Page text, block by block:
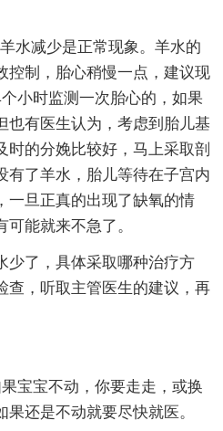
水减少是正常现象。羊水的
控制，胎心稍慢一点，建议现
小时监测一次胎心的，如果
也有医生认为，考虑到胎儿基
时的分娩比较好，马上采取剖
有了羊水，胎儿等待在子宫内
一旦正真的出现了缺氧的情
能就来不急了。
少了，具体采取哪种治疗方
查，听取主管医生的建议，再
宝宝不动，你要走走，或换
还是不动就要尽快就医。